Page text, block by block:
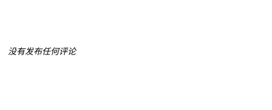
没有发布任何评论